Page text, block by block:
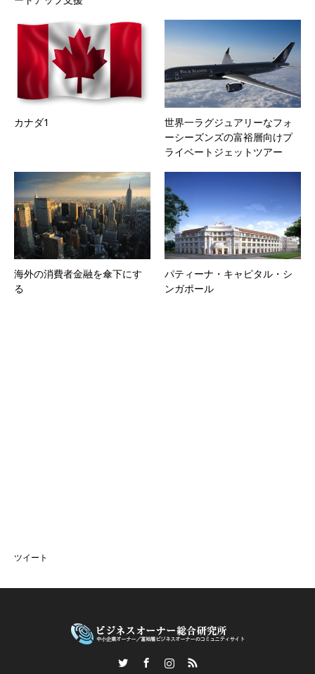
カナダ1
世界一ラグジュアリーなフォ
ーシーズンズの富裕層向けプ
ライベートジェットツアー
海外の消費者金融を傘下にす
る
パティーナ・キャピタル・シ
ンガポール
ツイート
InstagramRSS